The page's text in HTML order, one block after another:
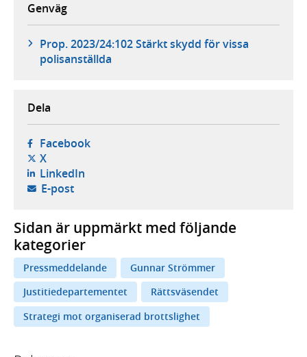
Genväg
Prop. 2023/24:102 Stärkt skydd för vissa
polisanställda
Dela
Facebook- öppnas i ny flik, extern webbplats,
X- öppnas i ny flik, extern webbplats,
LinkedIn- öppnas i ny flik, extern webbplats,
E-post- öppnar din e-postklient,
Sidan är uppmärkt med följande
kategorier
Pressmeddelande
Gunnar Strömmer
Justitiedepartementet
Rättsväsendet
Strategi mot organiserad brottslighet